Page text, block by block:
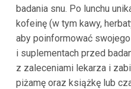
badania snu. Po lunchu
kofeinę (w tym kawy,
aby poinformować
i suplementach przed
z zaleceniami lekarza i
piżamę oraz książkę lub